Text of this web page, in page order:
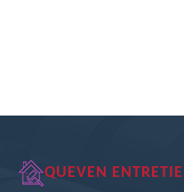
QUEVEN